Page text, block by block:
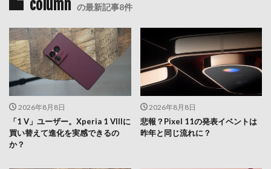
column の最新記事8件
2026年8月8日
「1 V」ユーザー。Xperia 1 VIIIに
買い替えて進化を実感できるの
か？
2026年8月8日
悲報？Pixel 11の発表イベントは
昨年と同じ流れに？